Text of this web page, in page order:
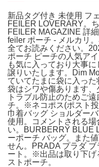
新品タグ付き 未使用 フ
FEILER LOVERARY。
FEILER MAGAZINE 詳
feiler ポーチ - メルカリ
全てお読みください。
ポーチ ピーチの人気ア
も気に入っており大事
譲りいたします。Dim
ていてたまに袋に入っ
袋はシワや傷あります
トラブル防止のためご
チ。※ネコポス(ポスト
巾着バッグ ショルダー
使用。コメントされる
い。BURBERRY BLUE
ーポーチ バッグ。また
せん。PRADA プラダ
ート。※出品は取り下げ
ストポーチ。